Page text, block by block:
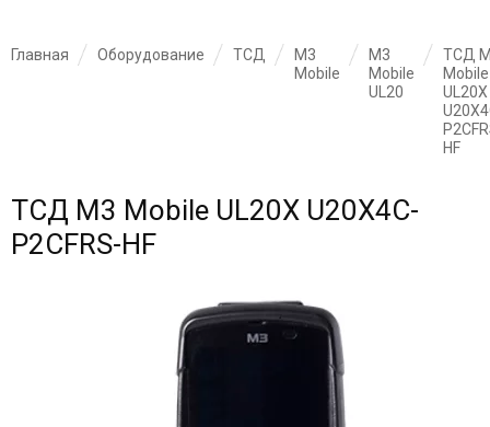
Главная Оборудование ТСД
M3
Mobile
M3
Mobile
UL20
ТСД
Mobile
UL20X
HF
ТСД M3 Mobile UL20X U20X4C-
P2CFRS-HF